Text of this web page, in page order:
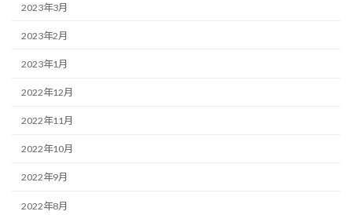
2023年3月
2023年2月
2023年1月
2022年12月
2022年11月
2022年10月
2022年9月
2022年8月